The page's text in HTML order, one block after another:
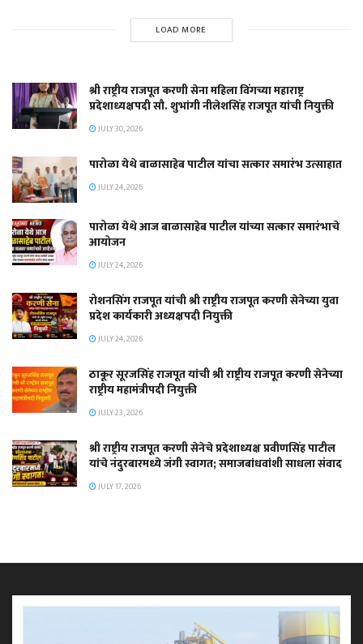
LOAD MORE
श्री राष्ट्रीय राजपूत करणी सेना महिला विंगच्या महाराष्ट्र
प्रदेशाध्यक्षपदी सौ. शुभांगी नीलेशसिंह राजपूत यांची नियुक्ती
JULY 30, 2026
पारोळा येथे बाळासाहेब पाटील यांचा सत्कार समारंभ उत्साहात
JULY 24, 2026
पारोळा येथे आज बाळासाहेब पाटील यांच्या सत्कार समारंभाचे
आयोजन
JULY 24, 2026
रोशनसिंग राजपूत यांची श्री राष्ट्रीय राजपूत करणी सेनेच्या युवा
प्रदेश कार्यकारी अध्यक्षपदी नियुक्ती
JULY 24, 2026
ठाकूर सूरजसिंह राजपूत यांची श्री राष्ट्रीय राजपूत करणी सेनेच्या
राष्ट्रीय महामंत्रीपदी नियुक्ती
JULY 23, 2026
श्री राष्ट्रीय राजपूत करणी सेनेचे प्रदेशाध्यक्ष प्रवीणसिंह पाटील
यांचे नंदुरबारमध्ये जंगी स्वागत; समाजबांधवांशी साधला संवाद
JULY 17, 2026